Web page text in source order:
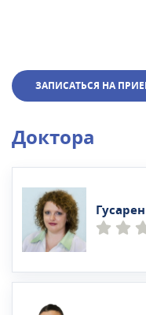
ЗАПИСАТЬСЯ НА
Доктора